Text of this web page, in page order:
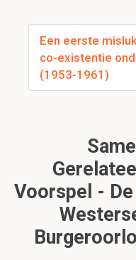
Een eerste
co-existentie
(1953-1961)
Voorspel -